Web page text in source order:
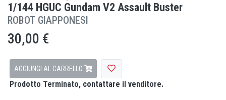
1/144 HGUC Gundam V2 Assault Buster
ROBOT GIAPPONESI
30,00 €
AGGIUNGI AL CARRELLO
Prodotto Terminato, contattare il venditore.